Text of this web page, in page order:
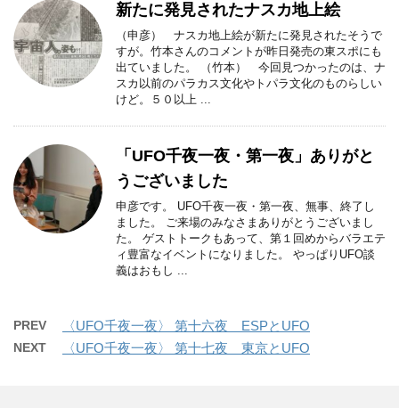
新たに発見されたナスカ地上絵
（申彦） ナスカ地上絵が新たに発見されたそうで
すが。竹本さんのコメントが昨日発売の東スポにも
出ていました。 （竹本） 今回見つかったのは、ナ
スカ以前のパラカス文化やトパラ文化のものらしい
けど。５０以上 ...
「UFO千夜一夜・第一夜」ありがと
うございました
申彦です。 UFO千夜一夜・第一夜、無事、終了し
ました。 ご来場のみなさまありがとうございまし
た。 ゲストトークもあって、第１回めからバラエテ
ィ豊富なイベントになりました。 やっぱりUFO談
義はおもし ...
PREV 〈UFO千夜一夜〉 第十六夜 ESPとUFO
NEXT 〈UFO千夜一夜〉 第十七夜 東京とUFO